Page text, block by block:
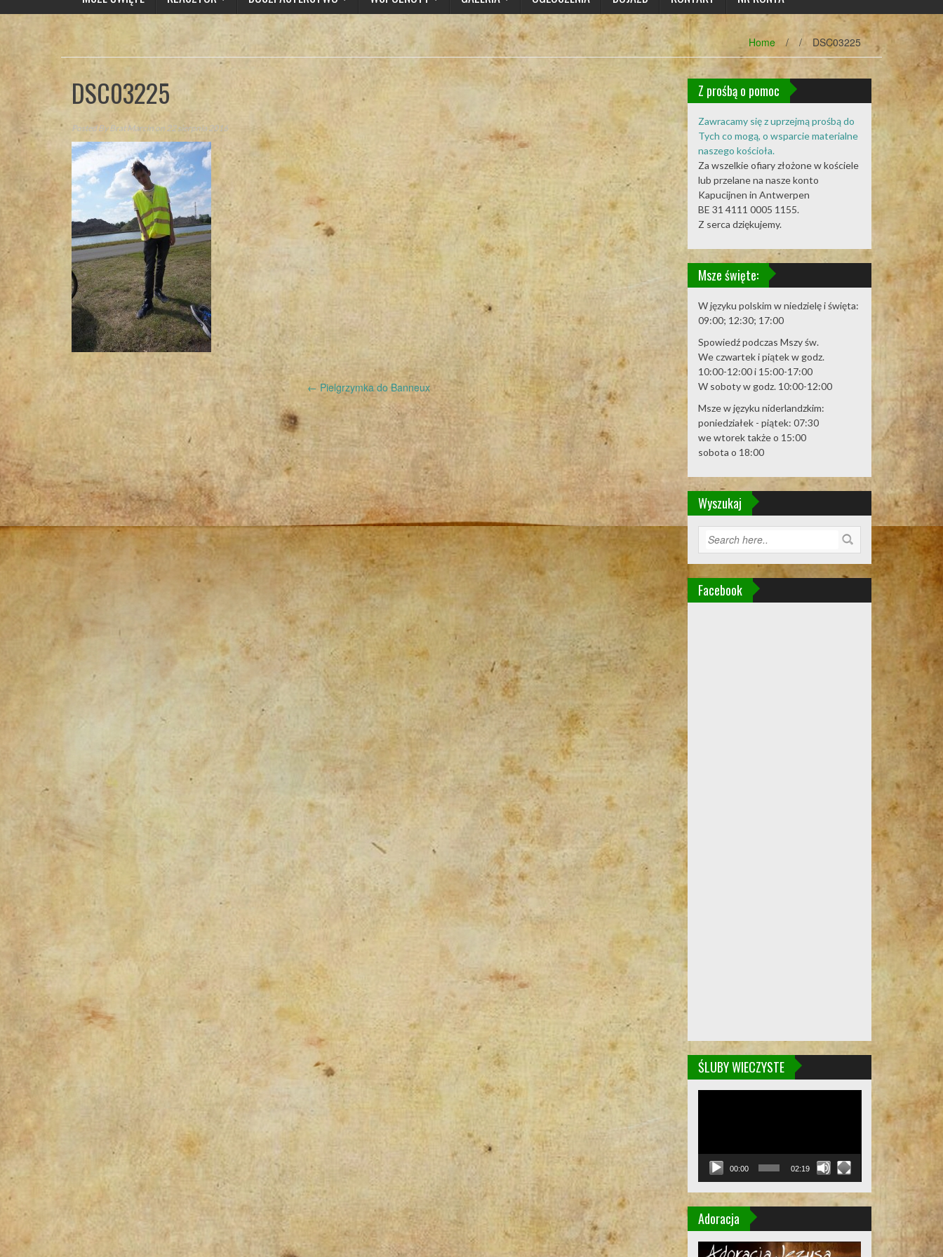
Home / / DSC03225
DSC03225
Posted ByBrat Marcin on 22 sierpnia 2016
Post
navigation
← Pielgrzymka do Banneux
Z prośbą o pomoc
Zawracamy się z uprzejmą prośbą do
Tych co mogą, o wsparcie materialne
naszego kościoła.
Za wszelkie ofiary złożone w kościele
lub przelane na nasze konto
Kapucijnen in Antwerpen
BE 31 4111 0005 1155.
Z serca dziękujemy.
Msze święte:
W języku polskim w niedzielę i święta:
09:00; 12:30; 17:00
Spowiedź podczas Mszy św.
We czwartek i piątek w godz.
10:00-12:00 i 15:00-17:00
W soboty w godz. 10:00-12:00
Msze w języku niderlandzkim:
poniedziałek - piątek: 07:30
we wtorek także o 15:00
sobota o 18:00
Wyszukaj
Facebook
ŚLUBY WIECZYSTE
00:00 02:19
Adoracja